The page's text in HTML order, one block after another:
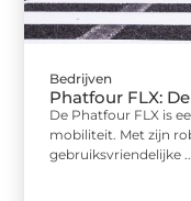
Bedrijven
Phatfour FLX:
De Phatfour FLX is
mobiliteit. Met zijn
gebruiksvriendelijke ...